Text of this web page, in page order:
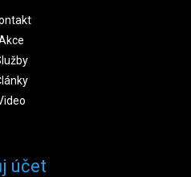
účet